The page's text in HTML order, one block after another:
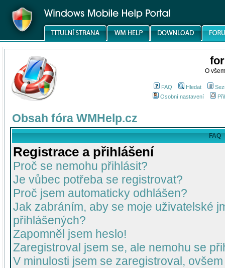
O
FAQ Hledat
Osobní nastavení
Obsah fóra WMHelp.cz
FAQ
Registrace a přihlášení
Proč se nemohu přihlásit?
Je vůbec potřeba se registrovat?
Proč jsem automaticky odhlášen?
Jak zabráním, aby se moje uživatelské
přihlášených?
Zapomněl jsem heslo!
Zaregistroval jsem se, ale nemohu se
V minulosti jsem se zaregistroval,